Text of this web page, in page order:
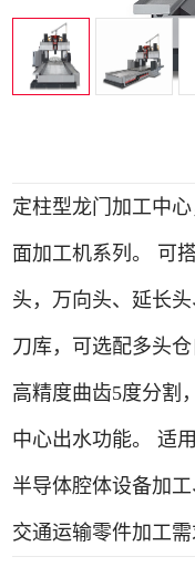
定柱型龙门加工中
面加工机系列。 可
头，万向头、延长
刀库，可选配多头
高精度曲齿5度分割
中心出水功能。 适
半导体腔体设备加
交通运输零件加工